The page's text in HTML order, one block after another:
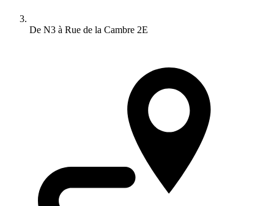
De N3 à Rue de la Cambre 2E